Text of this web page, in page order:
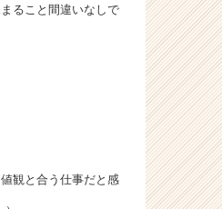
ること間違いなしで
観と合う仕事だと感